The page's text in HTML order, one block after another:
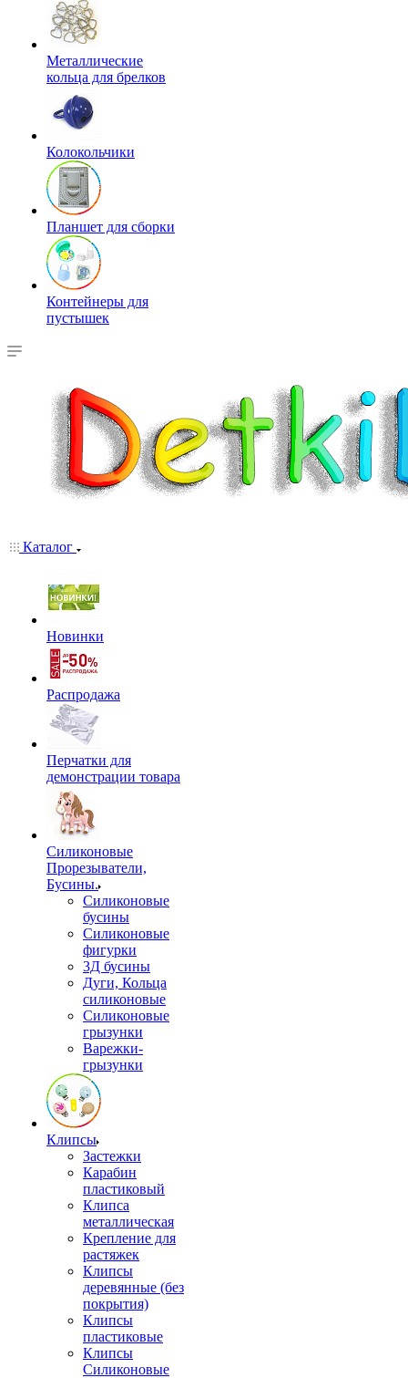
Металлические
кольца для брелков
Колокольчики
Планшет для сборки
Контейнеры для
пустышек
Каталог
Новинки
Распродажа
Перчатки для
демонстрации товара
Силиконовые
Прорезыватели,
Бусины.
Силиконовые
бусины
Силиконовые
фигурки
3Д бусины
Дуги, Кольца
силиконовые
Силиконовые
грызунки
Варежки-
грызунки
Клипсы
Застежки
Карабин
пластиковый
Клипса
металлическая
Крепление для
растяжек
Клипсы
деревянные (без
покрытия)
Клипсы
пластиковые
Клипсы
Силиконовые